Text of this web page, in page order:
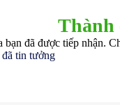
Thành
bạn đã được tiếp nhận.
tin tưởng